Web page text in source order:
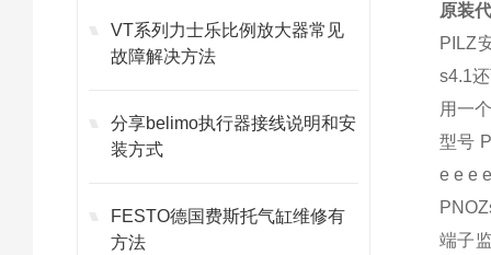
VT系列力士乐比例放大器常见
故障解决方法
分享belimo执行器接线说明和安
装方式
FESTO德国费斯托气缸维修有
方法
原装
PILZ
s4.1
用一
型号
e e e
端子